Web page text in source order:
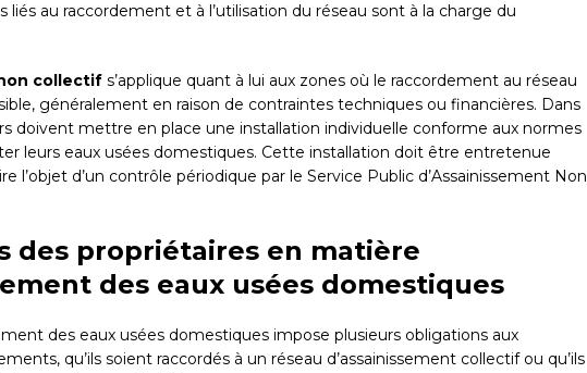
au raccordement et à l’utilisation du réseau sont à la charge du
collectif s’applique quant à lui aux zones où le raccordement au réseau
généralement en raison de contraintes techniques ou financières. Dans
doivent mettre en place une installation individuelle conforme aux normes
leurs eaux usées domestiques. Cette installation doit être entretenue
l’objet d’un contrôle périodique par le Service Public d’Assainissement Non
des propriétaires en matière
des eaux usées domestiques
des eaux usées domestiques impose plusieurs obligations aux
qu’ils soient raccordés à un réseau d’assainissement collectif ou qu’ils